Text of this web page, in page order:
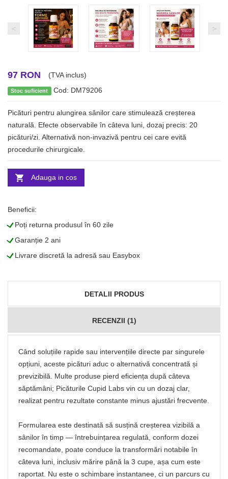
< >
97 RON (TVA inclus)
Stoc suficient Cod: DM79206
Picături pentru alungirea sânilor care stimulează creșterea
naturală. Efecte observabile în câteva luni, dozaj precis: 20
picături/zi. Alternativă non-invazivă pentru cei care evită
procedurile chirurgicale.
Adauga in cos
Beneficii:
LPoți returna produsul în 60 zile
LGaranție 2 ani
LLivrare discretă la adresă sau Easybox
DETALII PRODUS
RECENZII (1)
Când soluțiile rapide sau intervențiile directe par singurele
opțiuni, aceste picături aduc o alternativă concentrată și
previzibilă. Multe produse pierd eficiența după câteva
săptămâni; Picăturile Cupid Labs vin cu un dozaj clar,
realizat pentru rezultate constante minus ajustări frecvente.
Formularea este destinată să susțină creșterea vizibilă a
sânilor în timp — întrebuințarea regulată, conform dozei
recomandate, poate conduce la transformări notabile în
câteva luni, inclusiv mărire până la 3 cupe, așa cum este
raportat. Nu este o schimbare instantanee, ci un parcurs cu